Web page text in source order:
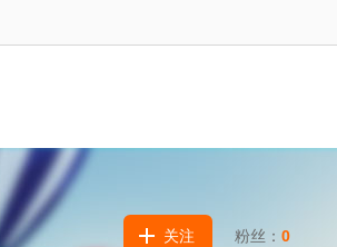
关注 粉丝： 0